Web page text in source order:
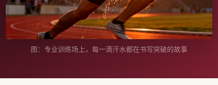
图：专业训练场上，每一滴汗水都在书写突破的故事